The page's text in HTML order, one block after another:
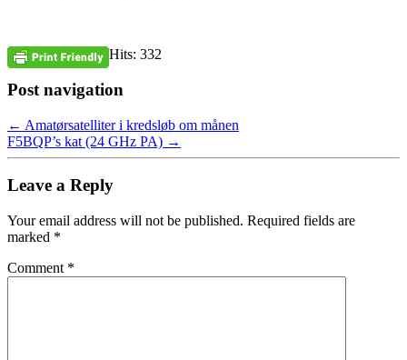
Hits: 332
Post navigation
← Amatørsatelliter i kredsløb om månen
F5BQP’s kat (24 GHz PA) →
Leave a Reply
Your email address will not be published. Required fields are
marked *
Comment *